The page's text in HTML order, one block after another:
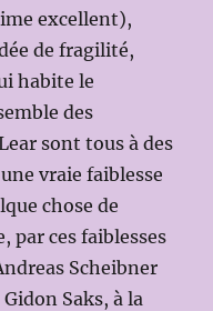
excellent),
de fragilité,
habite le
des
sont tous à des
vraie faiblesse
chose de
par ces faiblesses
Scheibner
Saks, à la